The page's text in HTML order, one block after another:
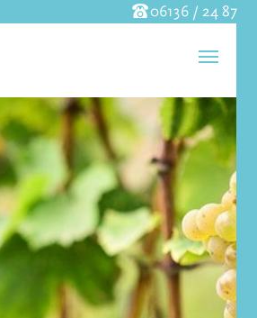
06136 / 24 87